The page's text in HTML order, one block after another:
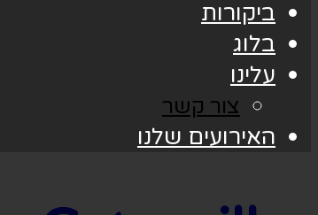
ביקורות
בלוג
עלינו
צור קשר
האירועים שלנו